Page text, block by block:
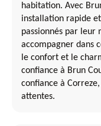
habitation. Avec
installation rapide
passionnés par leur
accompagner dans
le confort et le
confiance à Brun
confiance à
attentes.